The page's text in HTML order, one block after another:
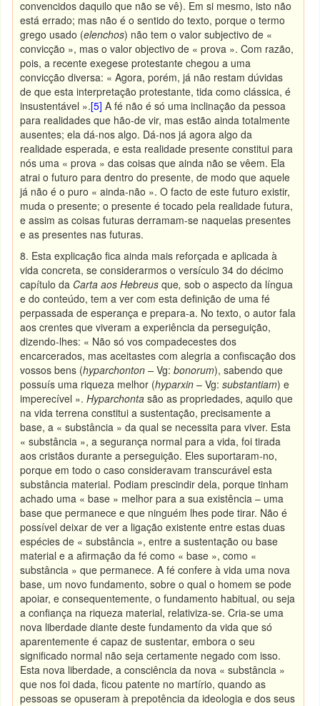
convencidos daquilo que não se vê). Em si mesmo, isto não
está errado; mas não é o sentido do texto, porque o termo
grego usado (elenchos) não tem o valor subjectivo de «
convicção », mas o valor objectivo de « prova ». Com razão,
pois, a recente exegese protestante chegou a uma
convicção diversa: « Agora, porém, já não restam dúvidas
de que esta interpretação protestante, tida como clássica, é
insustentável ».[5] A fé não é só uma inclinação da pessoa
para realidades que hão-de vir, mas estão ainda totalmente
ausentes; ela dá-nos algo. Dá-nos já agora algo da
realidade esperada, e esta realidade presente constitui para
nós uma « prova » das coisas que ainda não se vêem. Ela
atrai o futuro para dentro do presente, de modo que aquele
já não é o puro « ainda-não ». O facto de este futuro existir,
muda o presente; o presente é tocado pela realidade futura,
e assim as coisas futuras derramam-se naquelas presentes
e as presentes nas futuras.
8. Esta explicação fica ainda mais reforçada e aplicada à
vida concreta, se considerarmos o versículo 34 do décimo
capítulo da Carta aos Hebreus que,sob o aspecto da língua
e do conteúdo, tem a ver com esta definição de uma fé
perpassada de esperança e prepara-a. No texto, o autor fala
aos crentes que viveram a experiência da perseguição,
dizendo-lhes: « Não só vos compadecestes dos
encarcerados, mas aceitastes com alegria a confiscação dos
vossos bens (hyparchonton – Vg: bonorum), sabendo que
possuís uma riqueza melhor (hyparxin – Vg:substantiam) e
imperecível ». Hyparchontasão as propriedades, aquilo que
na vida terrena constitui a sustentação, precisamente a
base, a « substância » da qual se necessita para viver. Esta
« substância », a segurança normal para a vida, foi tirada
aos cristãos durante a perseguição. Eles suportaram-no,
porque em todo o caso consideravam transcurável esta
substância material. Podiam prescindir dela, porque tinham
achado uma « base » melhor para a sua existência – uma
base que permanece e que ninguém lhes pode tirar. Não é
possível deixar de ver a ligação existente entre estas duas
espécies de « substância », entre a sustentação ou base
material e a afirmação da fé como « base », como «
substância » que permanece. A fé confere à vida uma nova
base, um novo fundamento, sobre o qual o homem se pode
apoiar, e consequentemente, o fundamento habitual, ou seja
a confiança na riqueza material, relativiza-se. Cria-se uma
nova liberdade diante deste fundamento da vida que só
aparentemente é capaz de sustentar, embora o seu
significado normal não seja certamente negado com isso.
Esta nova liberdade, a consciência da nova « substância »
que nos foi dada, ficou patente no martírio, quando as
pessoas se opuseram à prepotência da ideologia e dos seus